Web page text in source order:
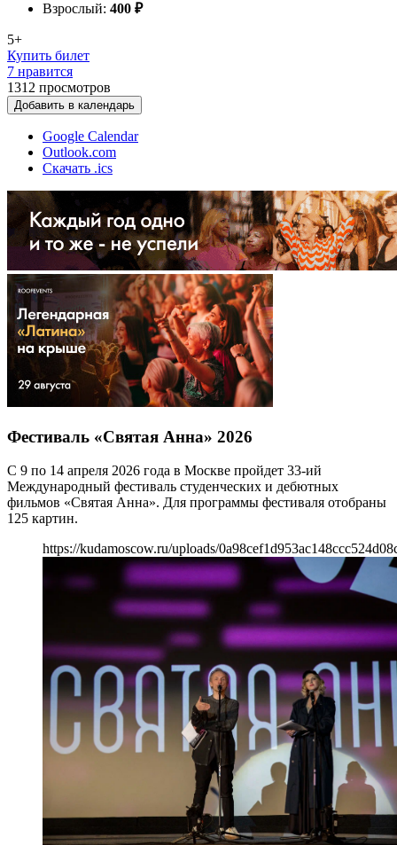
Взрослый: 400 ₽
5+
Купить билет
7 нравится
1312 просмотров
Добавить в календарь
Google Calendar
Outlook.com
Скачать .ics
Фестиваль «Святая Анна» 2026
С 9 по 14 апреля 2026 года в Москве пройдет 33-ий
Международный фестиваль студенческих и дебютных
фильмов «Святая Анна». Для программы фестиваля отобраны
125 картин.
https://kudamoscow.ru/uploads/